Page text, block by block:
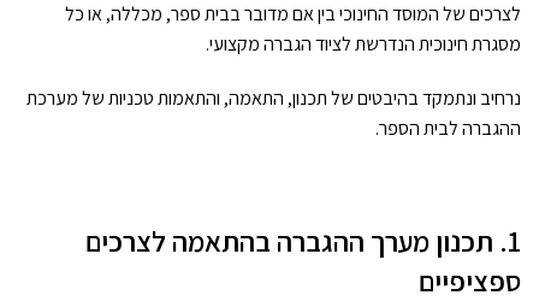
לצרכים של המוסד החינוכי בין אם מדובר בבית ספר, מכללה, או כל
מסגרת חינוכית הנדרשת לציוד הגברה מקצועי.
נרחיב ונתמקד בהיבטים של תכנון, התאמה, והתאמות טכניות של מערכת
ההגברה לבית הספר.
1. תכנון מערך ההגברה בהתאמה לצרכים
ספציפיים